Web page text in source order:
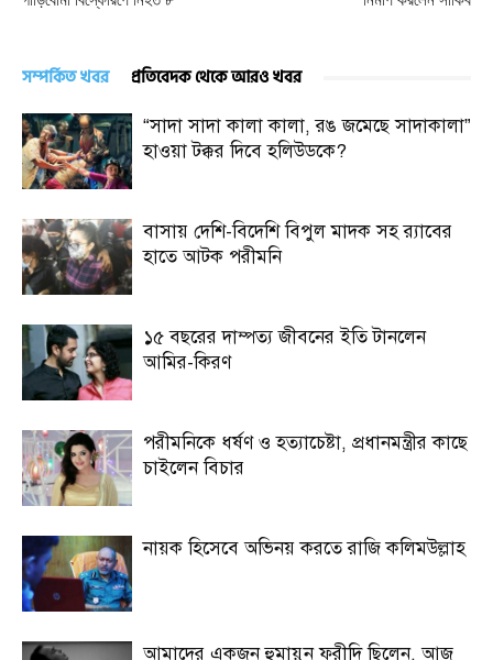
সম্পর্কিত খবর প্রতিবেদক থেকে আরও খবর
“সাদা সাদা কালা কালা, রঙ জমেছে সাদাকালা”
হাওয়া টক্কর দিবে হলিউডকে?
বাসায় দেশি-বিদেশি বিপুল মাদক সহ র‍্যাবের
হাতে আটক পরীমনি
১৫ বছরের দাম্পত্য জীবনের ইতি টানলেন
আমির-কিরণ
পরীমনিকে ধর্ষণ ও হত্যাচেষ্টা, প্রধানমন্ত্রীর কাছে
চাইলেন বিচার
নায়ক হিসেবে অভিনয় করতে রাজি কলিমউল্লাহ
আমাদের একজন হুমায়ুন ফরীদি ছিলেন, আজ